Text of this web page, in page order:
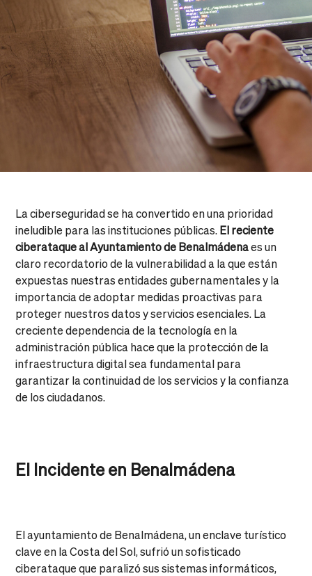
La ciberseguridad se ha convertido en una prioridad
ineludible para las instituciones públicas.El reciente
ciberataque al Ayuntamiento de Benalmádenaes un
claro recordatorio de la vulnerabilidad a la que están
expuestas nuestras entidades gubernamentales y la
importancia de adoptar medidas proactivas para
proteger nuestros datos y servicios esenciales. La
creciente dependencia de la tecnología en la
administración pública hace que la protección de la
infraestructura digital sea fundamental para
garantizar la continuidad de los servicios y la confianza
de los ciudadanos.
El Incidente en Benalmádena
El ayuntamiento de Benalmádena, un enclave turístico
clave en la Costa del Sol, sufrió un sofisticado
ciberataque que paralizó sus sistemas informáticos,